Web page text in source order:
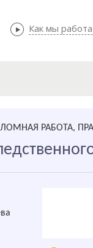
Как мы
Как мы
РАБОТА,